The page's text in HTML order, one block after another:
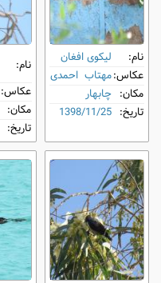
نام:
لیکوی افغان
عکاس:مهتاب احمدی
مکان: چابهار
تاریخ: 1398/11/25
نام:
عکاس:
مکان:
تاریخ: